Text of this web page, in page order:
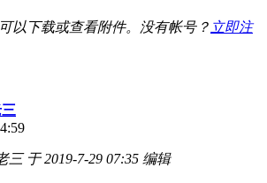
以下载或查看附件。没有帐号？ 立即注
于 2019-7-29 07:35 编辑